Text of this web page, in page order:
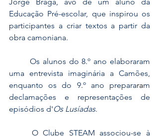
Educação Pré-escolar, que inspirou os
participantes a criar textos a partir da
obra camoniana.
	Os alunos do 8
.º ano elaboraram
uma entrevista imaginária a Camões,
enquanto os do 9.º ano prepararam
declamações e representações de
episódios d'Os Lusíadas.